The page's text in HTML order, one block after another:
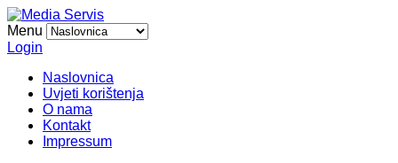
Menu
Login
Naslovnica
Uvjeti korištenja
O nama
Kontakt
Impressum